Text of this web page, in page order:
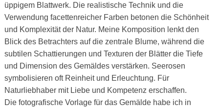
üppigem Blattwerk. Die realistische Technik und die
Verwendung facettenreicher Farben betonen die Schönheit
und Komplexität der Natur. Meine Komposition lenkt den
Blick des Betrachters auf die zentrale Blume, während die
subtilen Schattierungen und Texturen der Blätter die Tiefe
und Dimension des Gemäldes verstärken. Seerosen
symbolisieren oft Reinheit und Erleuchtung. Für
Naturliebhaber mit Liebe und Kompetenz erschaffen.
Die fotografische Vorlage für das Gemälde habe ich in